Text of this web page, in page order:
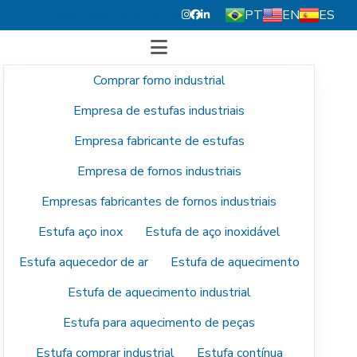
PT EN ES
Comprar forno industrial
Empresa de estufas industriais
Empresa fabricante de estufas
Empresa de fornos industriais
Empresas fabricantes de fornos industriais
Estufa aço inox
Estufa de aço inoxidável
Estufa aquecedor de ar
Estufa de aquecimento
Estufa de aquecimento industrial
Estufa para aquecimento de peças
Estufa comprar industrial
Estufa contínua